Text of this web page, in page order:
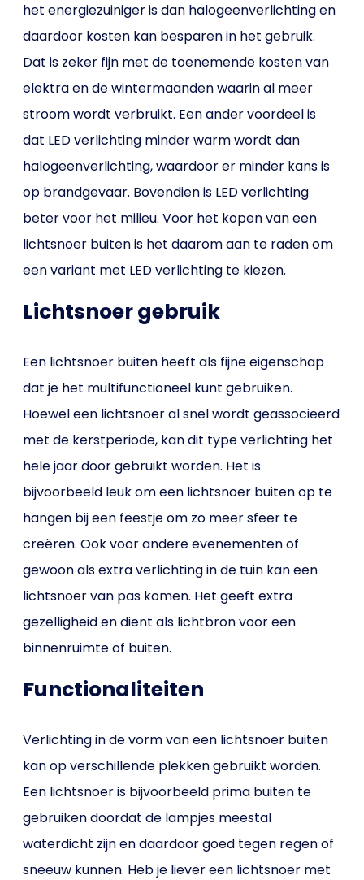
het energiezuiniger is dan halogeenverlichting en
daardoor kosten kan besparen in het gebruik.
Dat is zeker fijn met de toenemende kosten van
elektra en de wintermaanden waarin al meer
stroom wordt verbruikt. Een ander voordeel is
dat LED verlichting minder warm wordt dan
halogeenverlichting, waardoor er minder kans is
op brandgevaar. Bovendien is LED verlichting
beter voor het milieu. Voor het kopen van een
lichtsnoer buiten is het daarom aan te raden om
een variant met LED verlichting te kiezen.
Lichtsnoer gebruik
Een lichtsnoer buiten heeft als fijne eigenschap
dat je het multifunctioneel kunt gebruiken.
Hoewel een lichtsnoer al snel wordt geassocieerd
met de kerstperiode, kan dit type verlichting het
hele jaar door gebruikt worden. Het is
bijvoorbeeld leuk om een lichtsnoer buiten op te
hangen bij een feestje om zo meer sfeer te
creëren. Ook voor andere evenementen of
gewoon als extra verlichting in de tuin kan een
lichtsnoer van pas komen. Het geeft extra
gezelligheid en dient als lichtbron voor een
binnenruimte of buiten.
Functionaliteiten
Verlichting in de vorm van een lichtsnoer buiten
kan op verschillende plekken gebruikt worden.
Een lichtsnoer is bijvoorbeeld prima buiten te
gebruiken doordat de lampjes meestal
waterdicht zijn en daardoor goed tegen regen of
sneeuw kunnen. Heb je liever een lichtsnoer met